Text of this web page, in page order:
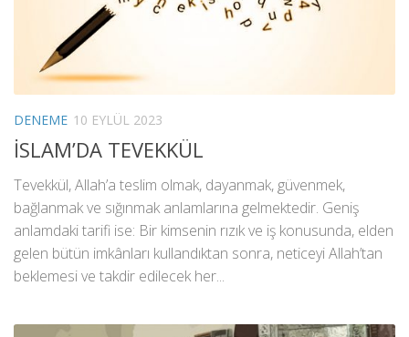
DENEME 10 EYLÜL 2023
İSLAM’DA TEVEKKÜL
Tevekkül, Allah’a teslim olmak, dayanmak, güvenmek,
bağlanmak ve sığınmak anlamlarına gelmektedir. Geniş
anlamdaki tarifi ise: Bir kimsenin rızık ve iş konusunda, elden
gelen bütün imkânları kullandıktan sonra, neticeyi Allah’tan
beklemesi ve takdir edilecek her...